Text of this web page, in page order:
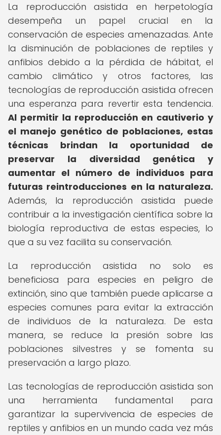
La reproducción asistida en herpetología
desempeña un papel crucial en la
conservación de especies amenazadas. Ante
la disminución de poblaciones de reptiles y
anfibios debido a la pérdida de hábitat, el
cambio climático y otros factores, las
tecnologías de reproducción asistida ofrecen
una esperanza para revertir esta tendencia.
Al permitir la reproducción en cautiverio y
el manejo genético de poblaciones, estas
técnicas brindan la oportunidad de
preservar la diversidad genética y
aumentar el número de individuos para
futuras reintroducciones en la naturaleza.
Además, la reproducción asistida puede
contribuir a la investigación científica sobre la
biología reproductiva de estas especies, lo
que a su vez facilita su conservación.
La reproducción asistida no solo es
beneficiosa para especies en peligro de
extinción, sino que también puede aplicarse a
especies comunes para evitar la extracción
de individuos de la naturaleza. De esta
manera, se reduce la presión sobre las
poblaciones silvestres y se fomenta su
preservación a largo plazo.
Las tecnologías de reproducción asistida son
una herramienta fundamental para
garantizar la supervivencia de especies de
reptiles y anfibios en un mundo cada vez más